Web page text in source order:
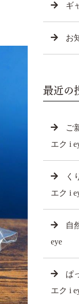
ギ
お
最近の
ご
エク i
く
エク i
自
eye
ぱ
エク i